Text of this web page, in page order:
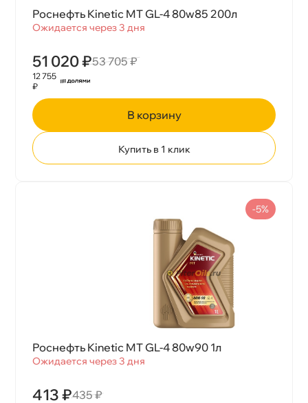
Роснефть Kinetic MT GL-4 80w85 200л
Ожидается через 3 дня
51 020 ₽53 705 ₽
12 755
₽
корзину
Купить в 1 клик
Роснефть Kinetic MT GL-4 80w90 1л
Ожидается через 3 дня
413 ₽435 ₽
-5%